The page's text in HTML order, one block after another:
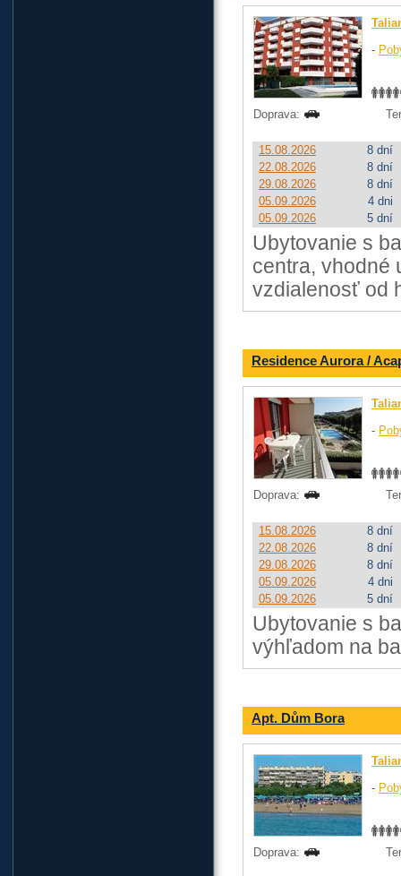
-
Doprava:
15.08.2026
8 dní
22.08.2026
8 dní
29.08.2026
8 dní
05.09.2026
4 dni
05.09.2026
5 dní
Ubytovanie s
centra, vhodné
vzdialenosť od
Residence Aurora /
-
Doprava:
15.08.2026
8 dní
22.08.2026
8 dní
29.08.2026
8 dní
05.09.2026
4 dni
05.09.2026
5 dní
Ubytovanie s
výhľadom na
Apt. Dům Bora
-
Doprava: